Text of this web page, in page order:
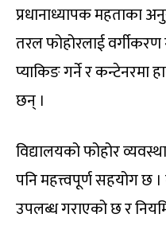
प्रधानाध्यापक महताका
तरल फोहोरलाई
प्याकिङ गर्ने र कन्टेनरमा
छन् ।
विद्यालयको फोहोर
पनि महत्त्वपूर्ण सहयोग
उपलब्ध गराएको छ र